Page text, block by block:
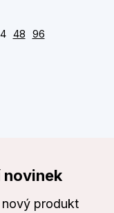
48 96
novinek
produkt